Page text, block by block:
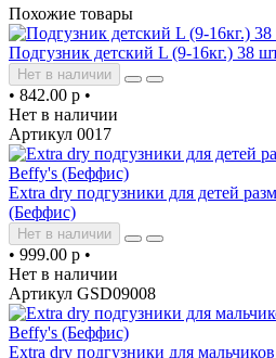
Похожие товары
Подгузник детский L (9-16кг.) 38
Нет в наличии
• 842.00 р •
Нет в наличии
Артикул 0017
Extra dry подгузники для детей
(Беффис)
Нет в наличии
• 999.00 р •
Нет в наличии
Артикул GSD09008
Extra dry подгузники для